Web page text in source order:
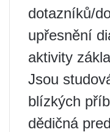
dotazníků/
upřesnění
aktivity
Jsou
blízkých
dědičná